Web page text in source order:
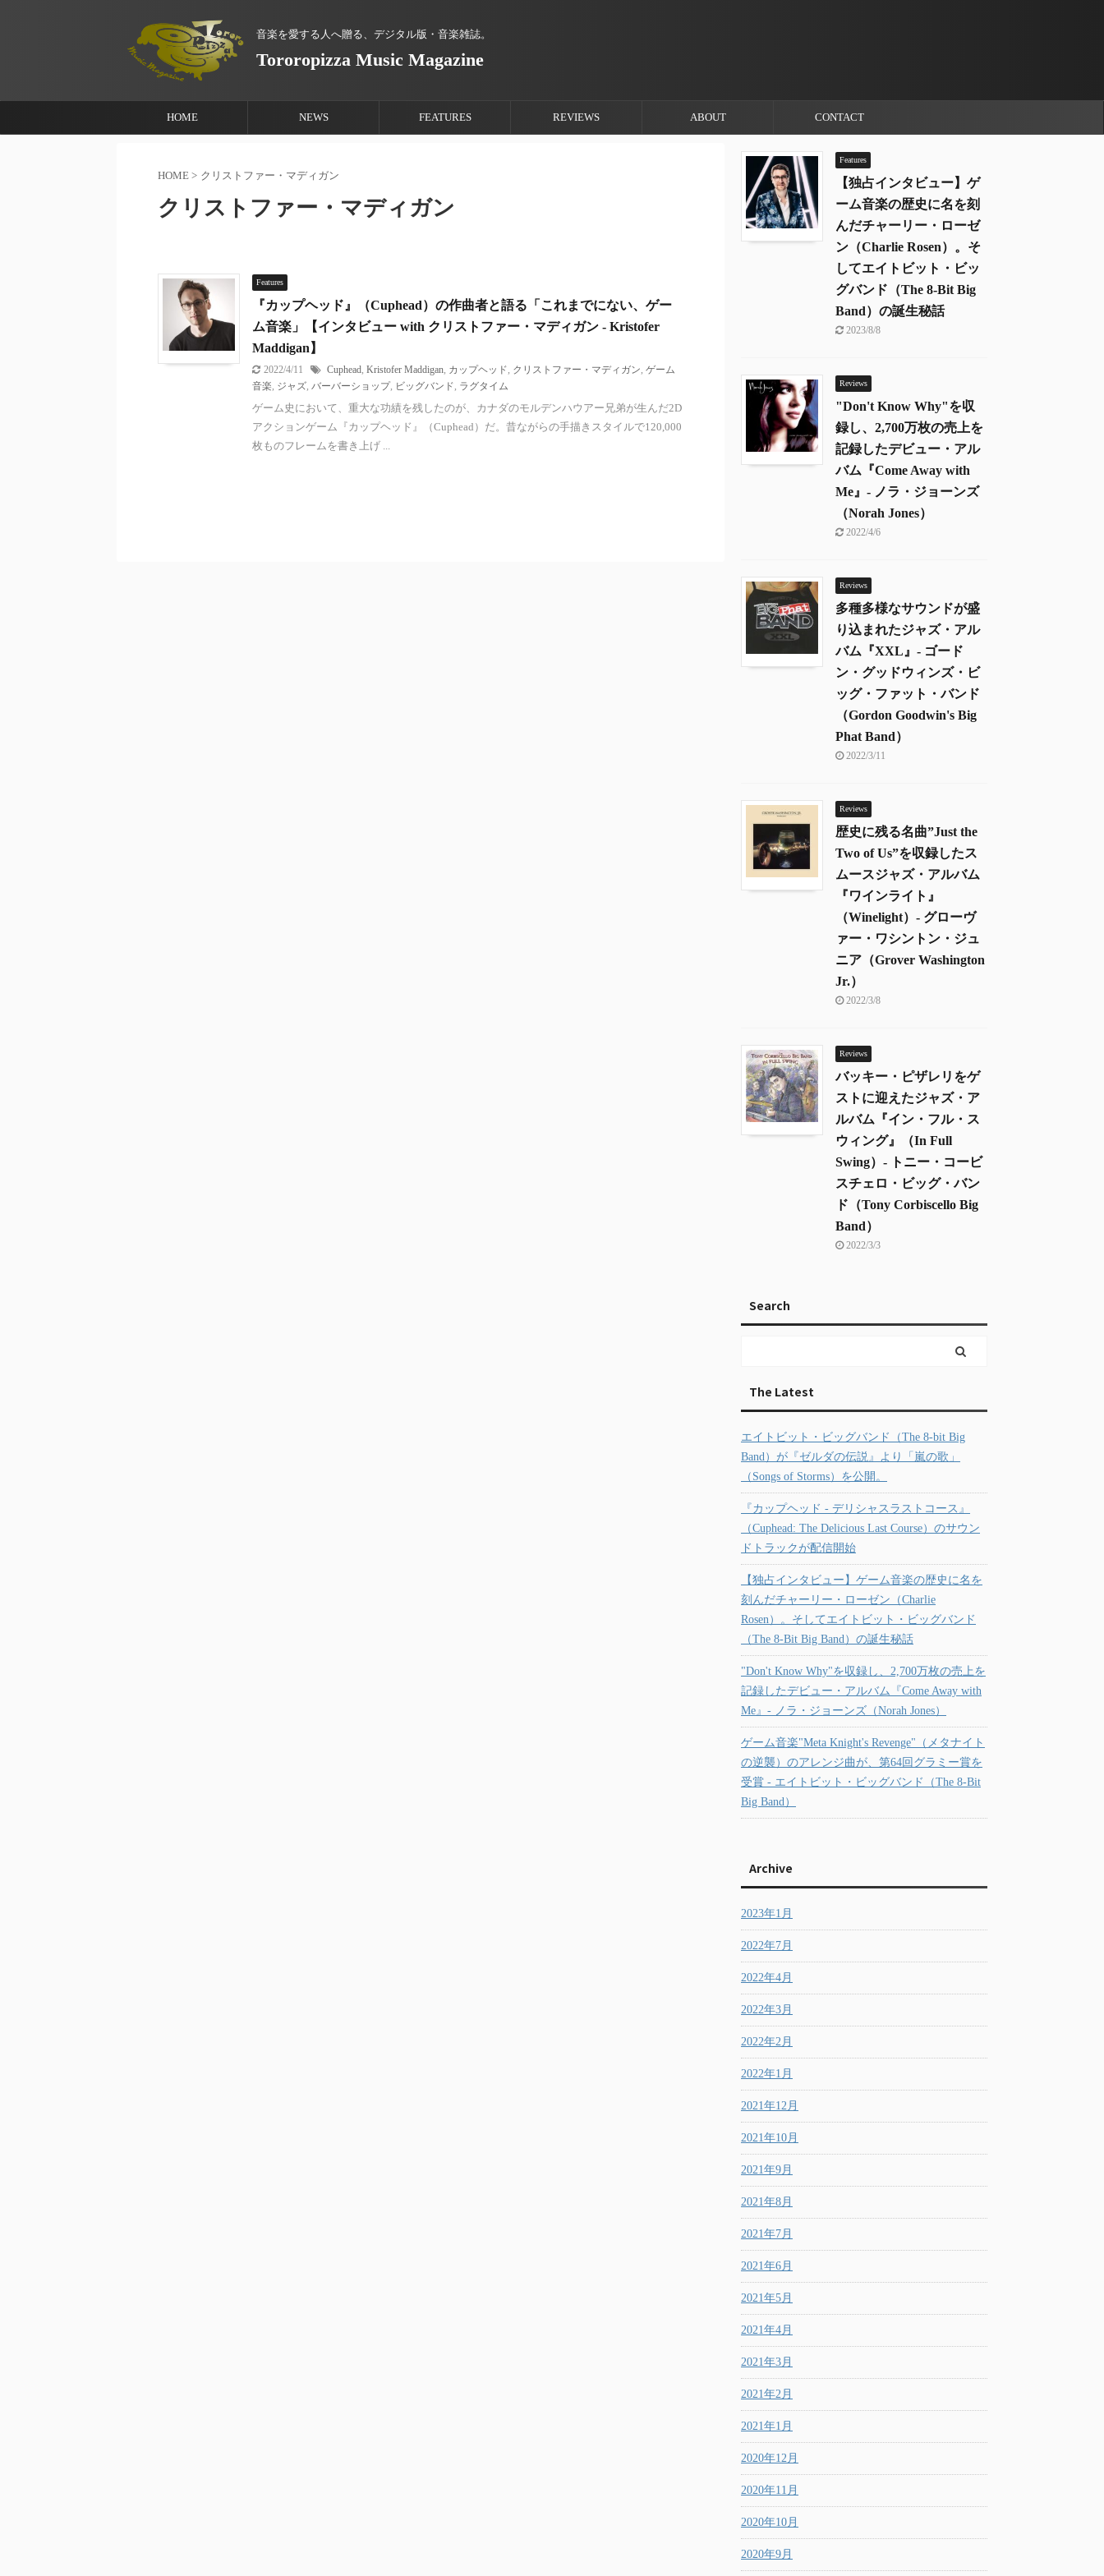
音楽を愛する人へ贈る、デジタル版・音楽雑誌。
Tororopizza Music Magazine
HOME NEWS FEATURES REVIEWS ABOUT CONTACT
HOME > クリストファー・マディガン
クリストファー・マディガン
Features
『カップヘッド』（Cuphead）の作曲者と語る「これまでにない、ゲー
ム音楽」【インタビュー with クリストファー・マディガン - Kristofer
Maddigan】
2022/4/11 Cuphead Kristofer Maddigan カップヘッド クリストファー・マディガン ゲーム
音楽 ジャズ バーバーショップ, ビッグバンド ラグタイム
ゲーム史において、重大な功績を残したのが、カナダのモルデンハウアー兄弟が生んだ2D
アクションゲーム『カップヘッド』（Cuphead）だ。昔ながらの手描きスタイルで120,000
枚ものフレームを書き上げ ...
Features
【独占インタビュー】ゲ
ーム音楽の歴史に名を刻
んだチャーリー・ローゼ
ン（Charlie Rosen）。そ
してエイトビット・ビッ
グバンド（The 8-Bit Big
Band）の誕生秘話
2023/8/8
Reviews
"Don't Know Why"を収
録し、2,700万枚の売上を
記録したデビュー・アル
バム『Come Away with
Me』- ノラ・ジョーンズ
（Norah Jones）
2022/4/6
Reviews
多種多様なサウンドが盛
り込まれたジャズ・アル
バム『XXL』- ゴード
ン・グッドウィンズ・ビ
ッグ・ファット・バンド
（Gordon Goodwin's Big
Phat Band）
2022/3/11
Reviews
歴史に残る名曲”Just the
Two of Us”を収録したス
ムースジャズ・アルバム
『ワインライト』
（Winelight）- グローヴ
ァー・ワシントン・ジュ
ニア（Grover Washington
Jr.）
2022/3/8
Reviews
バッキー・ピザレリをゲ
ストに迎えたジャズ・ア
ルバム『イン・フル・ス
ウィング』（In Full
Swing）- トニー・コービ
スチェロ・ビッグ・バン
ド（Tony Corbiscello Big
Band）
2022/3/3
Search
The Latest
エイトビット・ビッグバンド（The 8-bit Big
Band）が『ゼルダの伝説』より「嵐の歌」
（Songs of Storms）を公開。
『カップヘッド - デリシャスラストコース』
（Cuphead: The Delicious Last Course）のサウン
ドトラックが配信開始
【独占インタビュー】ゲーム音楽の歴史に名を
刻んだチャーリー・ローゼン（Charlie
Rosen）。そしてエイトビット・ビッグバンド
（The 8-Bit Big Band）の誕生秘話
"Don't Know Why"を収録し、2,700万枚の売上を
記録したデビュー・アルバム『Come Away with
Me』- ノラ・ジョーンズ（Norah Jones）
ゲーム音楽"Meta Knight's Revenge"（メタナイト
の逆襲）のアレンジ曲が、第64回グラミー賞を
受賞 - エイトビット・ビッグバンド（The 8-Bit
Big Band）
Archive
2023年1月
2022年7月
2022年4月
2022年3月
2022年2月
2022年1月
2021年12月
2021年10月
2021年9月
2021年8月
2021年7月
2021年6月
2021年5月
2021年4月
2021年3月
2021年2月
2021年1月
2020年12月
2020年11月
2020年10月
2020年9月